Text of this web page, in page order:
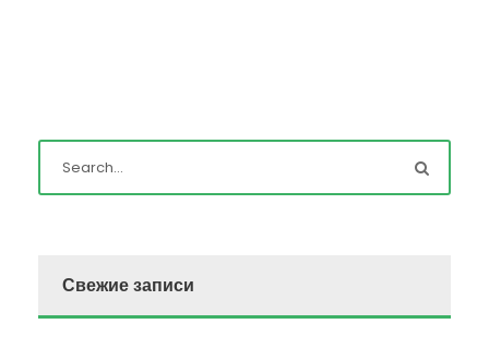
Свежие записи